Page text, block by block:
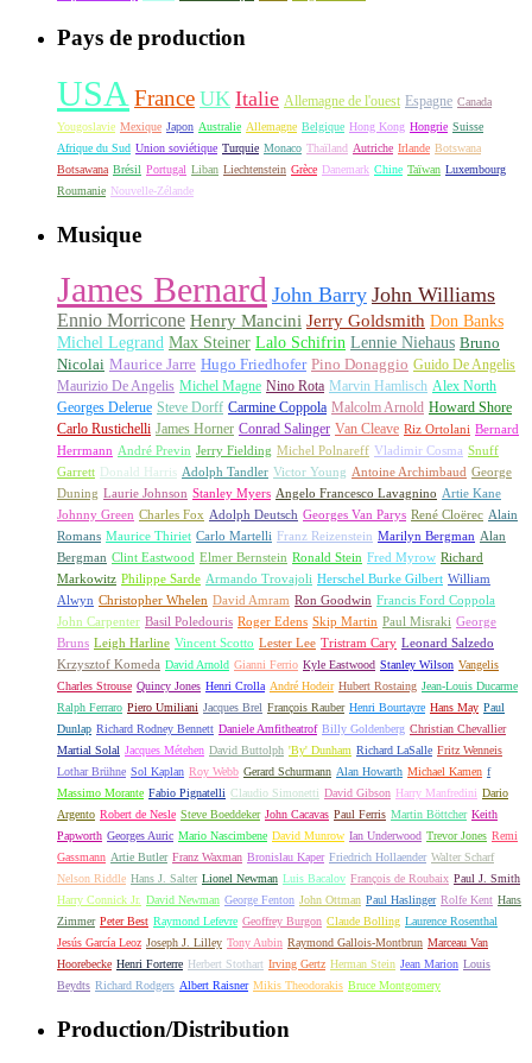
Pays de production
USA France UK Italie Allemagne de l'ouest Espagne Canada
Yougoslavie Mexique Japon Australie Allemagne Belgique Hong Kong Hongrie Suisse
Afrique du Sud Union soviétique Turquie Monaco Thaïland Autriche Irlande Botswana
Botsawana Brésil Portugal Liban Liechtenstein Grèce Danemark Chine Taïwan Luxembourg
Roumanie Nouvelle-Zélande
Musique
James Bernard John Barry John Williams
Ennio Morricone Henry Mancini Jerry Goldsmith Don Banks
Michel Legrand Max Steiner Lalo Schifrin Lennie Niehaus Bruno
Nicolai Maurice Jarre Hugo Friedhofer Pino Donaggio Guido De Angelis
Maurizio De Angelis Michel Magne Nino Rota Marvin Hamlisch Alex North
Georges Delerue Steve Dorff Carmine Coppola Malcolm Arnold Howard Shore
Carlo Rustichelli James Horner Conrad Salinger Van Cleave Riz Ortolani Bernard
Herrmann André Previn Jerry Fielding Michel Polnareff Vladimir Cosma Snuff
Garrett
Donald Harris Adolph Tandler Victor Young Antoine Archimbaud George
Duning Laurie Johnson Stanley Myers Angelo Francesco Lavagnino Artie Kane
Johnny Green Charles Fox Adolph Deutsch Georges Van Parys René Cloërec Alain
Romans Maurice Thiriet Carlo Martelli Franz Reizenstein Marilyn Bergman Alan
Bergman Clint Eastwood Elmer Bernstein Ronald Stein Fred Myrow Richard
Markowitz Philippe Sarde Armando Trovajoli Herschel Burke Gilbert William
Alwyn Christopher Whelen David Amram Ron Goodwin Francis Ford Coppola
John Carpenter Basil Poledouris Roger Edens Skip Martin Paul Misraki George
Bruns Leigh Harline Vincent Scotto Lester Lee Tristram Cary Leonard Salzedo
Krzysztof Komeda David Arnold Gianni Ferrio Kyle Eastwood Stanley Wilson Vangelis
Charles Strouse Quincy Jones Henri Crolla André Hodeir Hubert Rostaing Jean-Louis Ducarme
Ralph Ferraro Piero Umiliani Jacques Brel François Rauber Henri Bourtayre Hans May Paul
Dunlap Richard Rodney Bennett Daniele Amfitheatrof Billy Goldenberg Christian Chevallier
Martial Solal Jacques Métehen David Buttolph 'By' Dunham Richard LaSalle Fritz Wenneis
Lothar Brühne Sol Kaplan Roy Webb Gerard Schurmann Alan Howarth Michael Kamen f
Massimo Morante Fabio Pignatelli Claudio Simonetti David Gibson Harry Manfredini Dario
Argento Robert de Nesle Steve Boeddeker John Cacavas Paul Ferris Martin Böttcher Keith
Papworth Georges Auric Mario Nascimbene David Munrow Ian Underwood Trevor Jones Remi
Gassmann Artie Butler Franz Waxman Bronislau Kaper Friedrich Hollaender Walter Scharf
Nelson Riddle Hans J. Salter Lionel Newman Luis Bacalov François de Roubaix Paul J. Smith
Harry Connick Jr. David Newman George Fenton John Ottman Paul Haslinger Rolfe Kent Hans
Zimmer Peter Best Raymond Lefevre Geoffrey Burgon Claude Bolling Laurence Rosenthal
Jesús García Leoz Joseph J. Lilley Tony Aubin Raymond Gallois-Montbrun Marceau Van
Hoorebecke Henri Forterre Herbert Stothart Irving Gertz Herman Stein Jean Marion Louis
Beydts Richard Rodgers Albert Raisner Mikis Theodorakis Bruce Montgomery
Production/Distribution